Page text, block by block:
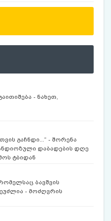
- ნახეთ,
გაჩნდი...“ - შორენა
დაბადების დღე
ტბიდან
ბავშვის
- მოძღვრის